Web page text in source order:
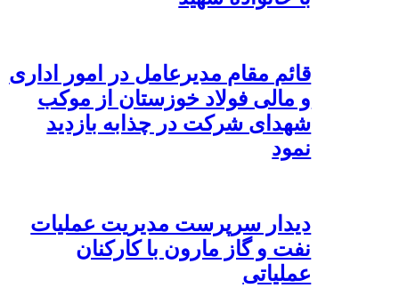
قائم مقام مدیرعامل در امور اداری
و مالی فولاد خوزستان از موکب
شهدای شرکت در چذابه بازدید
نمود
دیدار سرپرست مدیریت عملیات
نفت و گاز مارون با کارکنان
عملیاتی